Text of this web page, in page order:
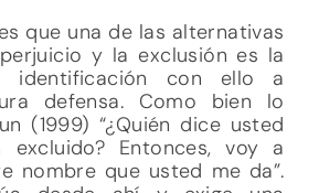
que una de las alternativas
y la exclusión es la
identificación con ello a
defensa. Como bien lo
(1999) “¿Quién dice usted
excluido? Entonces, voy a
nombre que usted me da”.